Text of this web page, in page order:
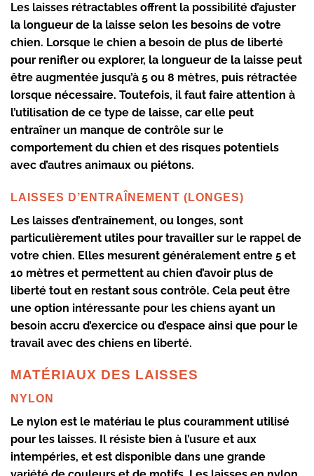
Les laisses rétractables offrent la possibilité d’ajuster
la longueur de la laisse selon les besoins de votre
chien. Lorsque le chien a besoin de plus de liberté
pour renifler ou explorer, la longueur de la laisse peut
être augmentée jusqu’à 5 ou 8 mètres, puis rétractée
lorsque nécessaire. Toutefois, il faut faire attention à
l’utilisation de ce type de laisse, car elle peut
entraîner un manque de contrôle sur le
comportement du chien et des risques potentiels
avec d’autres animaux ou piétons.
LAISSES D’ENTRAÎNEMENT (LONGES)
Les laisses d’entraînement, ou longes, sont
particulièrement utiles pour travailler sur le rappel de
votre chien. Elles mesurent généralement entre 5 et
10 mètres et permettent au chien d’avoir plus de
liberté tout en restant sous contrôle. Cela peut être
une option intéressante pour les chiens ayant un
besoin accru d’exercice ou d’espace ainsi que pour le
travail avec des chiens en liberté.
MATÉRIAUX DES LAISSES
NYLON
Le nylon est le matériau le plus couramment utilisé
pour les laisses. Il résiste bien à l’usure et aux
intempéries, et est disponible dans une grande